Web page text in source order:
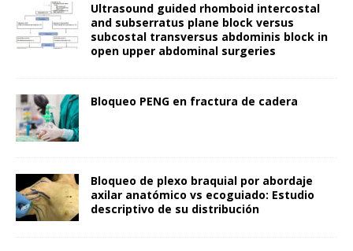
Ultrasound guided rhomboid intercostal
and subserratus plane block versus
subcostal transversus abdominis block in
open upper abdominal surgeries
Bloqueo PENG en fractura de cadera
Bloqueo de plexo braquial por abordaje
axilar anatómico vs ecoguiado: Estudio
descriptivo de su distribución